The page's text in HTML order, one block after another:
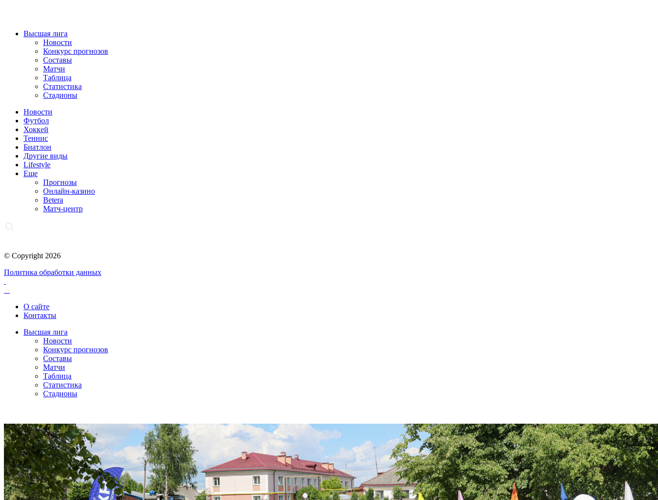
Высшая лига
Новости
Конкурс прогнозов
Составы
Матчи
Таблица
Статистика
Стадионы
Новости
Футбол
Хоккей
Теннис
Биатлон
Другие виды
Lifestyle
Еще
Прогнозы
Онлайн-казино
Betera
Матч-центр
© Copyright 2026
Политика обработки данных
О сайте
Контакты
Высшая лига
Новости
Конкурс прогнозов
Составы
Матчи
Таблица
Статистика
Стадионы